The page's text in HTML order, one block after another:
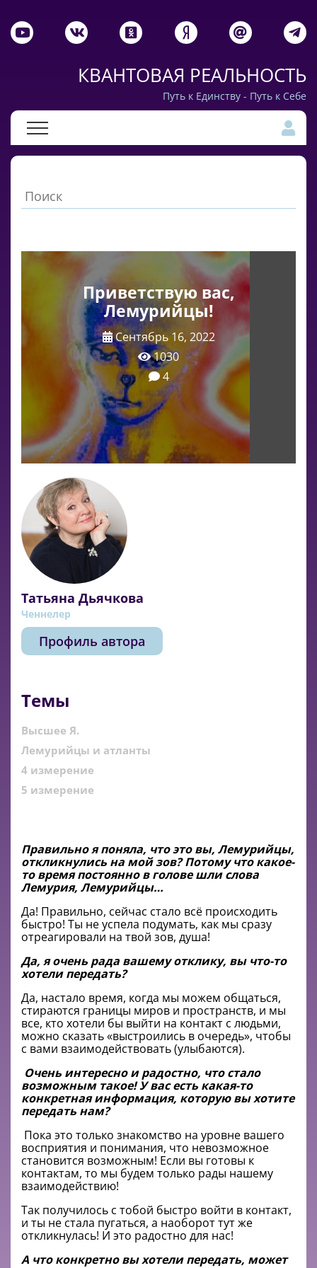
КВАНТОВАЯ РЕАЛЬНОСТЬ
Путь к Единству - Путь к Себе
Приветствую вас,
Лемурийцы!
Сентябрь 16, 2022
1030
4
Татьяна Дьячкова
Ченнелер
Профиль автора
Темы
Высшее Я.
Лемурийцы и атланты
4 измерение
5 измерение
Правильно я поняла, что это вы, Лемурийцы,
откликнулись на мой зов? Потому что какое-
то время постоянно в голове шли слова
Лемурия, Лемурийцы…
Да! Правильно, сейчас стало всё происходить
быстро! Ты не успела подумать, как мы сразу
отреагировали на твой зов, душа!
Да, я очень рада вашему отклику, вы что-то
хотели передать?
Да, настало время, когда мы можем общаться,
стираются границы миров и пространств, и мы
все, кто хотели бы выйти на контакт с людьми,
можно сказать «выстроились в очередь», чтобы
с вами взаимодействовать (улыбаются).
Очень интересно и радостно, что стало
возможным такое! У вас есть какая-то
конкретная информация, которую вы хотите
передать нам?
Пока это только знакомство на уровне вашего
восприятия и понимания, что невозможное
становится возможным! Если вы готовы к
контактам, то мы будем только рады нашему
взаимодействию!
Так получилось с тобой быстро войти в контакт,
и ты не стала пугаться, а наоборот тут же
откликнулась! И это радостно для нас!
А что конкретно вы хотели передать, может